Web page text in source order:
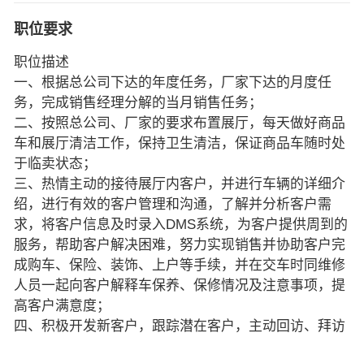
职位要求
职位描述
一、根据总公司下达的年度任务，厂家下达的月度任
务，完成销售经理分解的当月销售任务；
二、按照总公司、厂家的要求布置展厅，每天做好商品
车和展厅清洁工作，保持卫生清洁，保证商品车随时处
于临卖状态；
三、热情主动的接待展厅内客户，并进行车辆的详细介
绍，进行有效的客户管理和沟通，了解并分析客户需
求，将客户信息及时录入DMS系统，为客户提供周到的
服务，帮助客户解决困难，努力实现销售并协助客户完
成购车、保险、装饰、上户等手续，并在交车时同维修
人员一起向客户解释车保养、保修情况及注意事项，提
高客户满意度；
四、积极开发新客户，跟踪潜在客户，主动回访、拜访